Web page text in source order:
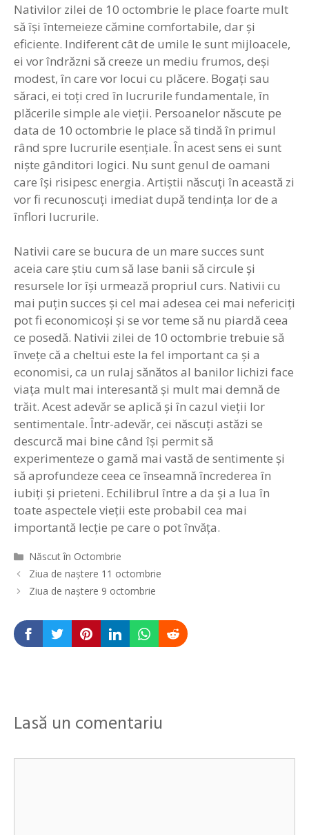
Nativilor zilei de 10 octombrie le place foarte mult
să îşi întemeieze cămine comfortabile, dar şi
eficiente. Indiferent cât de umile le sunt mijloacele,
ei vor îndrăzni să creeze un mediu frumos, deşi
modest, în care vor locui cu plăcere. Bogaţi sau
săraci, ei toţi cred în lucrurile fundamentale, în
plăcerile simple ale vieţii. Persoanelor născute pe
data de 10 octombrie le place să tindă în primul
rând spre lucrurile esenţiale. În acest sens ei sunt
nişte gânditori logici. Nu sunt genul de oamani
care îşi risipesc energia. Artiştii născuţi în această zi
vor fi recunoscuţi imediat după tendinţa lor de a
înflori lucrurile.
Nativii care se bucura de un mare succes sunt
aceia care ştiu cum să lase banii să circule şi
resursele lor îşi urmează propriul curs. Nativii cu
mai puţin succes şi cel mai adesea cei mai nefericiţi
pot fi economicoşi şi se vor teme să nu piardă ceea
ce posedă. Nativii zilei de 10 octombrie trebuie să
înveţe că a cheltui este la fel important ca şi a
economisi, ca un rulaj sănătos al banilor lichizi face
viaţa mult mai interesantă şi mult mai demnă de
trăit. Acest adevăr se aplică şi în cazul vieţii lor
sentimentale. Într-adevăr, cei născuţi astăzi se
descurcă mai bine când îşi permit să
experimenteze o gamă mai vastă de sentimente şi
să aprofundeze ceea ce înseamnă încrederea în
iubiţi şi prieteni. Echilibrul între a da şi a lua în
toate aspectele vieţii este probabil cea mai
importantă lecţie pe care o pot învăţa.
Categorii
Născut în Octombrie
Navigare
în
Ziua de naștere 11 octombrie
Ziua de naștere 9 octombrie
Lasă un comentariu